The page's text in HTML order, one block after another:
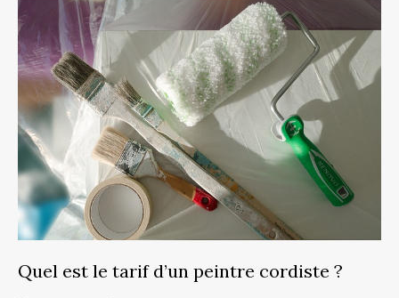
Quel est le tarif d’un peintre cordiste ?